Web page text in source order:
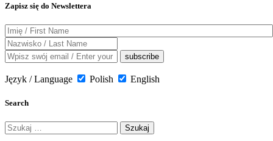
Zapisz się do Newslettera
Język / Language Polish English
Search
Szukaj: